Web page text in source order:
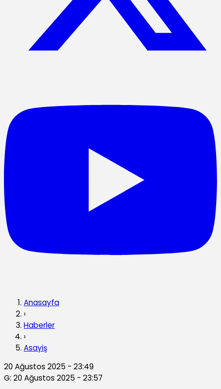
Anasayfa
›
Haberler
›
Asayiş
20 Ağustos 2025 - 23:49
G: 20 Ağustos 2025 - 23:57